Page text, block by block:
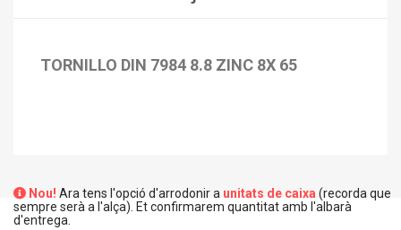
TORNILLO DIN 7984 8.8 ZINC 8X 65
Nou! Ara tens l'opció d'arrodonir a unitats de caixa (recorda que
sempre serà a l'alça). Et confirmarem quantitat amb l'albarà
d'entrega.